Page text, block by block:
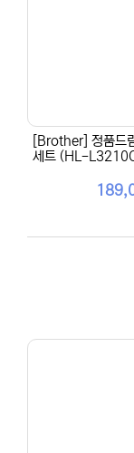
[Brother] 정품
세트 (HL-